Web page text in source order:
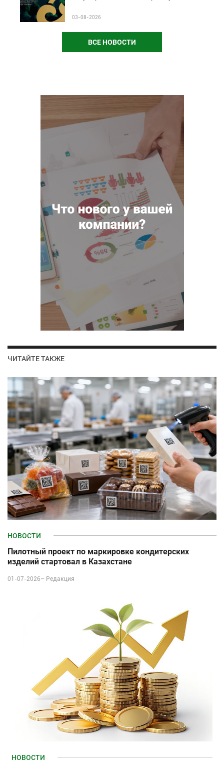
03-08-2026
ВСЕ НОВОСТИ
ЧИТАЙТЕ ТАКЖЕ
НОВОСТИ
Пилотный проект по маркировке кондитерских
изделий стартовал в Казахстане
01-07-2026– Редакция
НОВОСТИ